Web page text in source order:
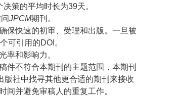
策的平均时长为39天。
JPCM期刊。
保快速的初审、受理和出版。一旦被
可引用的DOI。
率和影响力。
件不符合本期刊的主题范围，本期刊
社中找寻其他更合适的期刊来接收
间并避免审稿人的重复工作。